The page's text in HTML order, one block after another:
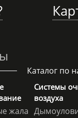
Каталог по
жала
Системы
воздуха